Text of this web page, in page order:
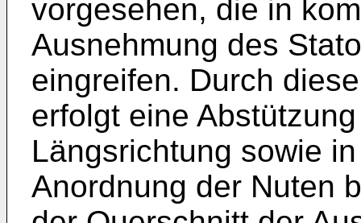
vorgesehen, die in
Ausnehmung des
eingreifen. Durch
erfolgt eine
Längsrichtung sowie
Anordnung der Nuten